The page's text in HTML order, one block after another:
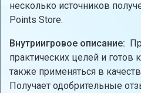
несколько источников
Points Store.
Внутриигровое описание:
практических целей и
также применяться в
Получает одобрительные